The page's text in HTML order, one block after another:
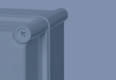
kuvaus -